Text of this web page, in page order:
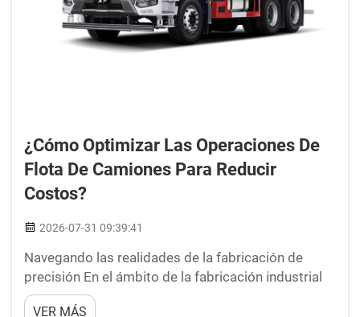
¿Cómo Optimizar Las Operaciones De
Flota De Camiones Para Reducir
Costos?
2026-07-31 09:39:41
Navegando las realidades de la fabricación de
precisión En el ámbito de la fabricación industrial
avanzada, el margen entre el éxito operativo y el
VER MÁS